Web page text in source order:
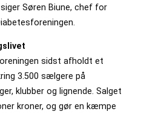
Søren Biune, chef for
sidst afholdt et
3.500 sælgere på
klubber og lignende. Salget
kroner, og gør en kæmpe